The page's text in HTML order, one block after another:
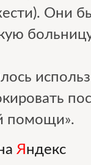
Они
помощи».
Я ндекс